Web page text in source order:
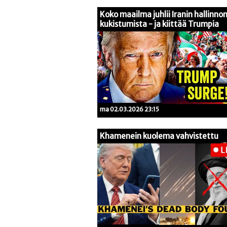
Koko maailma juhlii Iranin hallinnon
kukistumista - ja kiittää Trumpia
ma 02.03.2026 23:15
Khamenein kuolema vahvistettu